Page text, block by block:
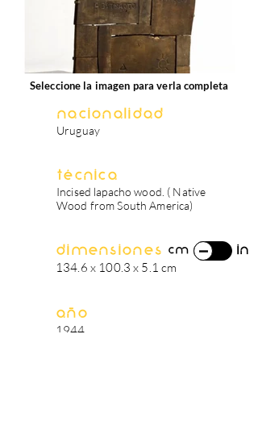
Seleccione la imagen para verla completa
Nacionalidad
Uruguay
Técnica
Incised lapacho wood. ( Native
Wood from South America)
Dimensiones
134.6 x 100.3 x 5.1 cm
cm in
Año
1944